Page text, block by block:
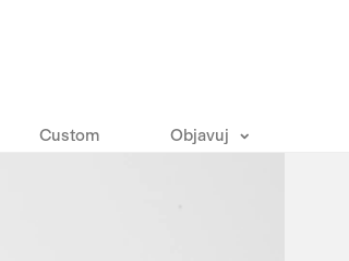
Custom Objavuj